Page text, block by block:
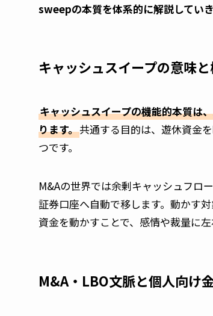
sweepの本質を体系的に解説していき
キャッシュスイープの意味
キャッシュスイープの機能的本質は
ります。共通する目的は、遊休資金
つです。
M&Aの世界では余剰キャッシュフロ
証券口座へ自動で移します。動かす
資金を動かすことで、感情や裁量に
M&A・LBO文脈と個人向け